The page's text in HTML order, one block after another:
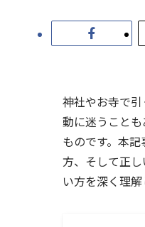
神社やお寺で
動に迷うこと
ものです。本
方、そして正
い方を深く理